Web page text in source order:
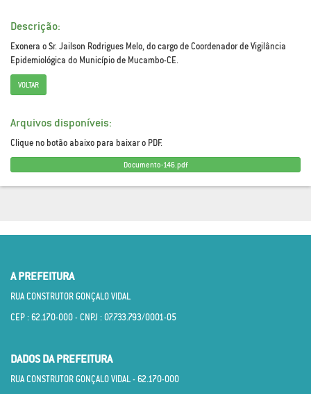
Descrição:
Exonera o Sr. Jailson Rodrigues Melo, do cargo de Coordenador de Vigilância
Epidemiológica do Município de Mucambo-CE.
VOLTAR
Arquivos disponíveis:
Clique no botão abaixo para baixar o PDF.
Documento-146.pdf
A PREFEITURA
RUA CONSTRUTOR GONÇALO VIDAL
CEP : 62.170­-000 - CNPJ : 07.733.793/0001­-05
DADOS DA PREFEITURA
RUA CONSTRUTOR GONÇALO VIDAL - 62.170­-000